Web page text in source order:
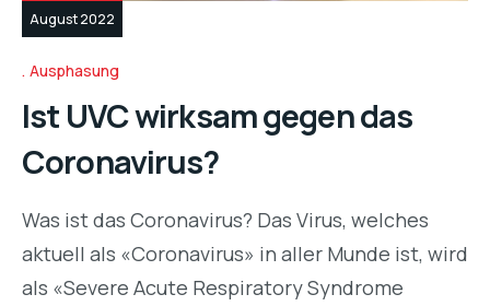
August 2022
Ausphasung
Ist UVC wirksam gegen das
Coronavirus?
Was ist das Coronavirus? Das Virus, welches
aktuell als «Coronavirus» in aller Munde ist, wird
als «Severe Acute Respiratory Syndrome